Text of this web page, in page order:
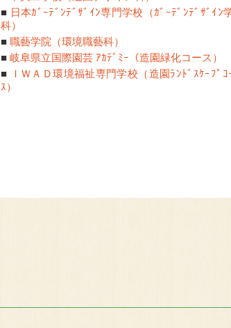
■ 日本ｶﾞｰﾃﾞﾝﾃﾞｻﾞｲﾝ専門学校（ｶﾞｰﾃﾞﾝﾃﾞｻﾞｲﾝ
科）
■ 職藝学院（環境職藝科）
■ 岐阜県立国際園芸 ｱｶﾃﾞﾐｰ（造園緑化コース）
■
ＩＷＡＤ環境福祉専門学校（造園ﾗﾝﾄﾞｽｹｰﾌﾟｺ
ｽ）